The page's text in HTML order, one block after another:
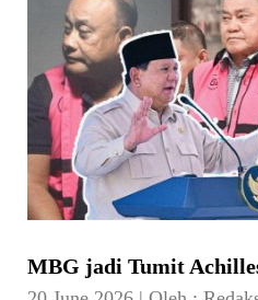
MBG jadi Tumit